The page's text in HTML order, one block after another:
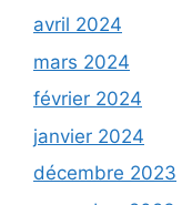
avril 2024
mars 2024
février 2024
janvier 2024
décembre 2023